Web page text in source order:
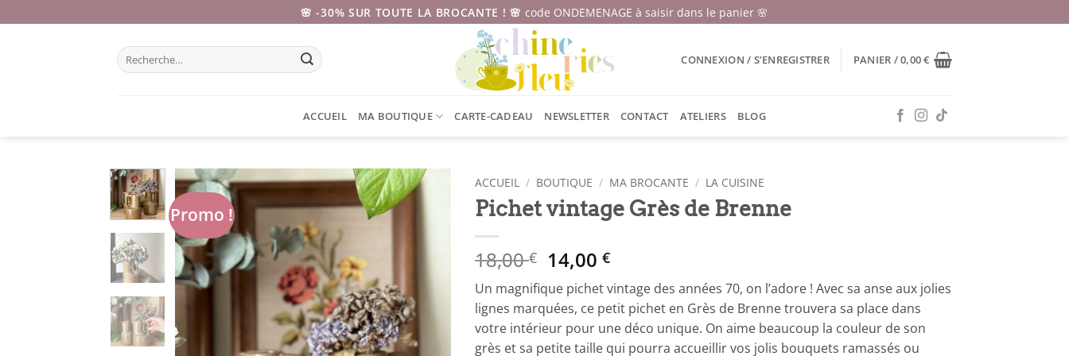
au
🌸 -30% SUR TOUTE LA BROCANTE ! 🌸 code ONDEMENAGE à saisir dans le panier 🌸
Recherche
pour :
CONNEXION / S’ENREGISTRER PANIER /0,00€
ACCUEIL MA BOUTIQUE CARTE-CADEAU NEWSLETTER CONTACT ATELIERS BLOG
Promo !
ACCUEIL / BOUTIQUE / MA BROCANTE / LA CUISINE
Pichet vintage Grès de Brenne
18,00€ Le
prix
initial
était :
18,00 €.
14,00€Le
prix
actuel
est :
14,00 €.
Un magnifique pichet vintage des années 70, on l’adore ! Avec sa anse aux jolies
lignes marquées, ce petit pichet en Grès de Brenne trouvera sa place dans
votre intérieur pour une déco unique. On aime beaucoup la couleur de son
grès et sa petite taille qui pourra accueillir vos jolis bouquets ramassés ou